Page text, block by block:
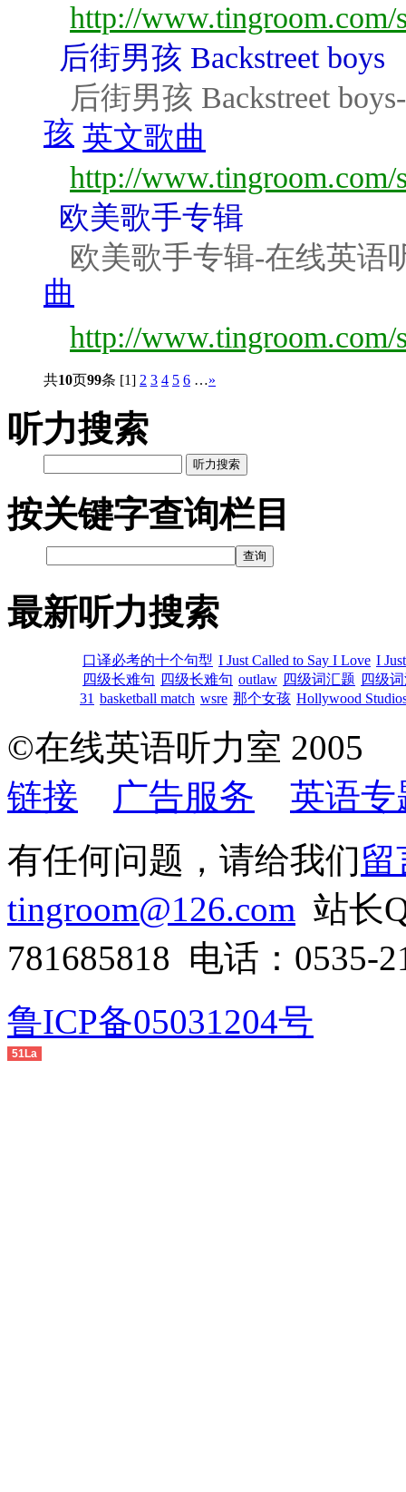
http://www.tingroom.com/
后街男孩 Backstreet boys
后街男孩 Backstreet
孩 英文歌曲
http://www.tingroom.com/
欧美歌手专辑
欧美歌手专辑-在线英语
曲
http://www.tingroom.com/
共10页99条 [1] 2 3 4 5 6 …»
听力搜索
听力搜索
按关键字查询栏目
最新听力搜索
口译必考的十个句型 I Just Called to Say I Love I
四级长难句 四级长难句 outlaw 四级词汇题 四级
31 basketball match wsre 那个女孩 Hollywood
©在线英语听力室
链接
广告服务
英语专
有任何问题，请给我们留
tingroom@126.com 站长
781685818 电话：0535-
鲁ICP备05031204号
51La